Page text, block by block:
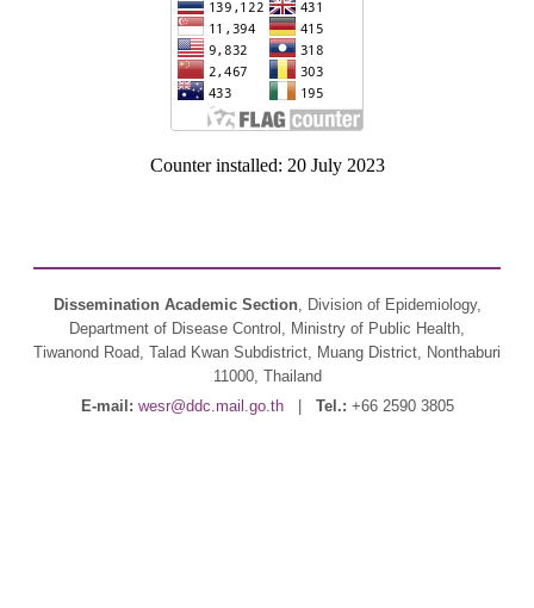
Counter installed: 20 July 2023
Dissemination Academic Section, Division of Epidemiology,
Department of Disease Control, Ministry of Public Health,
Tiwanond Road, Talad Kwan Subdistrict, Muang District, Nonthaburi
11000, Thailand
E-mail: wesr@ddc.mail.go.th| Tel.: +66 2590 3805